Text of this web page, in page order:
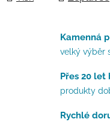
Kamenná
velký výběr
Přes 20 let
produkty
Rychlé